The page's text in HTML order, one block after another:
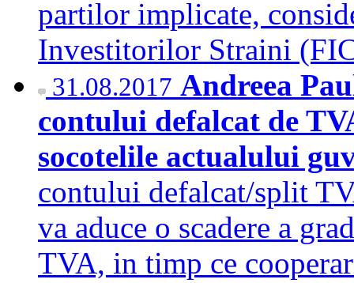
partilor implicate,
Investitorilor Straini
31.08.2017 Andreea
contului defalcat de
socotelile actualului
contului defalcat/split
va aduce o scadere a
TVA, in timp ce